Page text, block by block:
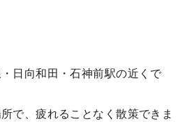
日向和田・石神前駅の近くで
で、疲れることなく散策できま